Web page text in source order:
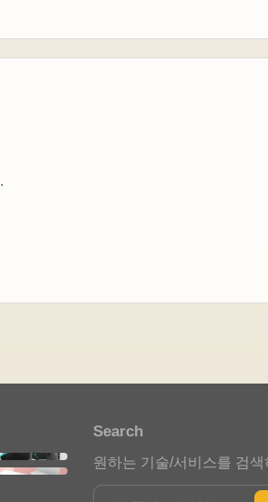
스타트업 인사이트
Search
원하는 기술/서비스를 검색